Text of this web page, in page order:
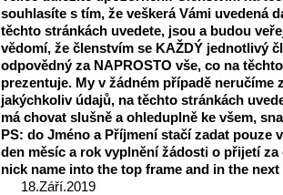
souhlasíte s tím, že veškerá Vámi uvedená
těchto stránkách uvedete, jsou a budou
vědomí, že členstvím se KAŽDÝ jednotlivý
odpovědný za NAPROSTO vše, co na
prezentuje. My v žádném případě neručíme
jakýchkoliv údajů, na těchto stránkách
má chovat slušně a ohleduplně ke všem,
PS: do Jméno a Příjmení stačí zadat pouze
den měsíc a rok vyplnění žádosti o přijetí
nick name into the top frame and in the
18.Září.2019